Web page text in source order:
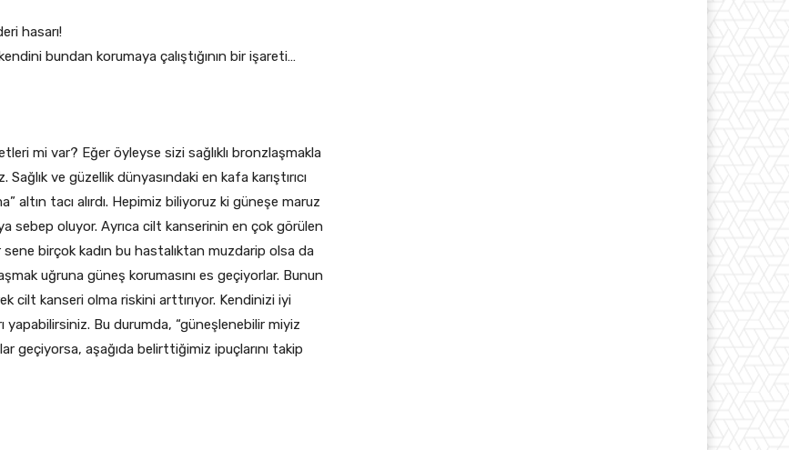
hasarı!
bundan korumaya çalıştığının bir işareti…
mi var? Eğer öyleyse sizi sağlıklı bronzlaşmakla
ve güzellik dünyasındaki en kafa karıştırıcı
altın tacı alırdı. Hepimiz biliyoruz ki güneşe maruz
sebep oluyor. Ayrıca cilt kanserinin en çok görülen
birçok kadın bu hastalıktan muzdarip olsa da
uğruna güneş korumasını es geçiyorlar. Bunun
cilt kanseri olma riskini arttırıyor. Kendinizi iyi
Bu durumda, “güneşlenebilir miyiz
geçiyorsa, aşağıda belirttiğimiz ipuçlarını takip